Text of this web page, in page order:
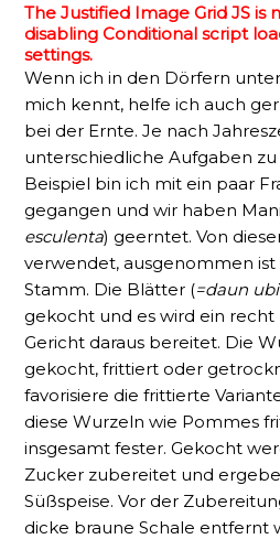
The Justified Image Grid JS is
disabling Conditional script
settings.
Wenn ich in den Dörfern
mich kennt, helfe ich auch
bei der Ernte. Je nach
unterschiedliche Aufgaben
Beispiel bin ich mit ein paar
gegangen und wir haben
esculenta) geerntet. Von
verwendet, ausgenommen
Stamm. Die Blätter (=daun
gekocht und es wird ein
Gericht daraus bereitet. Die
gekocht, frittiert oder
favorisiere die frittierte
diese Wurzeln wie Pommes
insgesamt fester. Gekocht
Zucker zubereitet und
Süßspeise. Vor der
dicke braune Schale entfernt